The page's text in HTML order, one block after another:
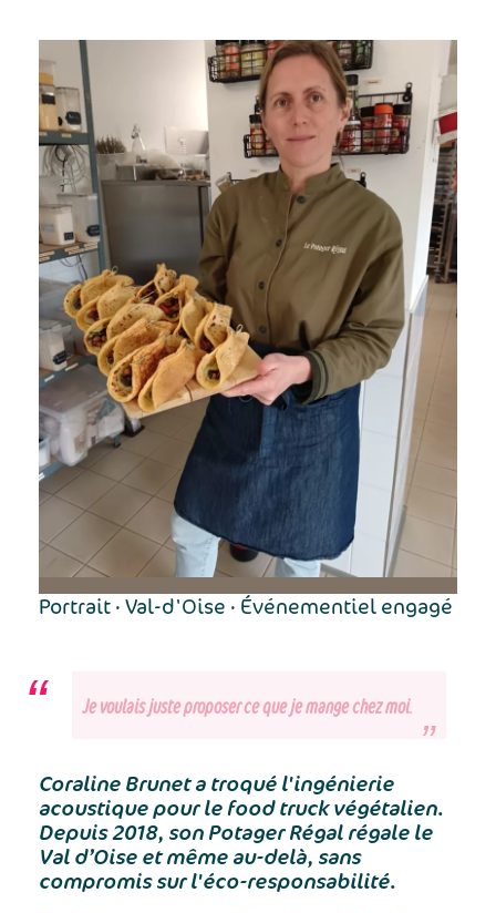
Portrait · Val-d'Oise · Événementiel engagé
Je voulais juste proposer ce que je mange chez moi.
Coraline Brunet a troqué l'ingénierie
acoustique pour le food truck végétalien.
Depuis 2018, son Potager Régal régale le
Val d’Oise et même au-delà, sans
compromis sur l'éco-responsabilité.